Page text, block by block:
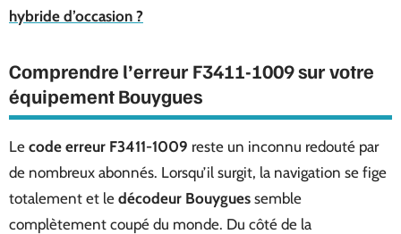
hybride d’occasion ?
Comprendre l’erreur F3411-1009 sur votre
équipement Bouygues
Le code erreur F3411-1009 reste un inconnu redouté par
de nombreux abonnés. Lorsqu’il surgit, la navigation se fige
totalement et le décodeur Bouygues semble
complètement coupé du monde. Du côté de la